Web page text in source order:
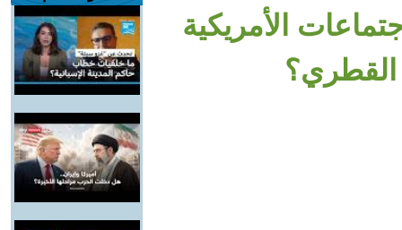
الأمريكية
القطري؟